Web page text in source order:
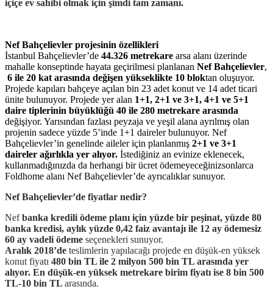
içiçe ev sahibi olmak için şimdi tam zamanı.
Nef Bahçelievler projesinin özellikleri
İstanbul Bahçelievler’de 44.326 metrekare arsa alanı üzerinde
mahalle konseptinde hayata geçirilmesi planlanan Nef Bahçelievler,
6 ile 20 kat arasında değişen yükseklikte 10 bloktan oluşuyor.
Projede kapıları bahçeye açılan bin 23 adet konut ve 14 adet ticari
ünite bulunuyor. Projede yer alan 1+1, 2+1 ve 3+1, 4+1 ve 5+1
daire tiplerinin büyüklüğü 40 ile 280 metrekare arasında
değişiyor. Yarısından fazlası peyzaja ve yeşil alana ayrılmış olan
projenin sadece yüzde 5’inde 1+1 daireler bulunuyor. Nef
Bahçelievler’in genelinde aileler için planlanmış 2+1 ve 3+1
daireler ağırlıkla yer alıyor. İstediğiniz an evinize eklenecek,
kullanmadığınızda da herhangi bir ücret ödemeyeceğinizsonlarca
Foldhome alanı Nef Bahçelievler’de ayrıcalıklar sunuyor.
Nef Bahçelievler’de fiyatlar nedir?
Nefbanka kredili ödeme planı için yüzde bir peşinat, yüzde 80
banka kredisi, aylık yüzde 0,42 faiz avantajı ile 12 ay ödemesiz
60 ay vadeli ödeme seçenekleri sunuyor.
Aralık 2018’de teslimlerin yapılacağı projede en düşük-en yüksek
konut fiyatı 480 bin TL ile 2 milyon 500 bin TL arasında yer
alıyor. En düşük-en yüksek metrekare birim fiyatı ise 8 bin 500
TL-10 bin TL arasında.